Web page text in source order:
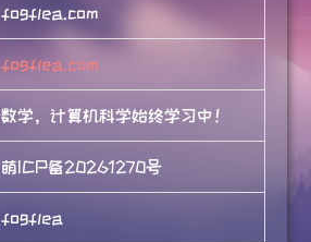
fogflea.com
fogflea.com
数学，计算机科学始终学习中！
萌ICP备20261270号
fogflea